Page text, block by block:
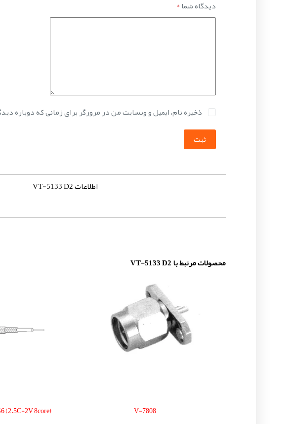
دیدگاه شما*
ذخیره نام، ایمیل و وبسایت من در مرورگر برای زمانی که دوباره
ثبت
اطلاعات VT-5133 D2
محصولات مرتبط با VT-5133 D2
V-7808
(2.5C-2V 8core)